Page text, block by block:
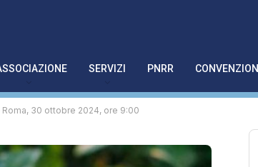
SERVIZI PNRR CONVENZIONI
30 ottobre 2024, ore 9:00